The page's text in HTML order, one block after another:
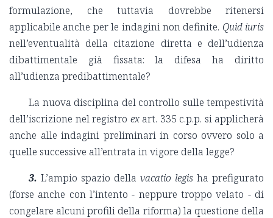
formulazione, che tuttavia dovrebbe ritenersi
applicabile anche per le indagini non definite. Quid iuris
nell’eventualità della citazione diretta e dell’udienza
dibattimentale già fissata: la difesa ha diritto
all’udienza predibattimentale?
La nuova disciplina del controllo sulle tempestività
dell’iscrizione nel registro exart. 335 c.p.p. si applicherà
anche alle indagini preliminari in corso ovvero solo a
quelle successive all’entrata in vigore della legge?
3. L’ampio spazio della vacatio legis ha prefigurato
(forse anche con l’intento - neppure troppo velato - di
congelare alcuni profili della riforma) la questione della